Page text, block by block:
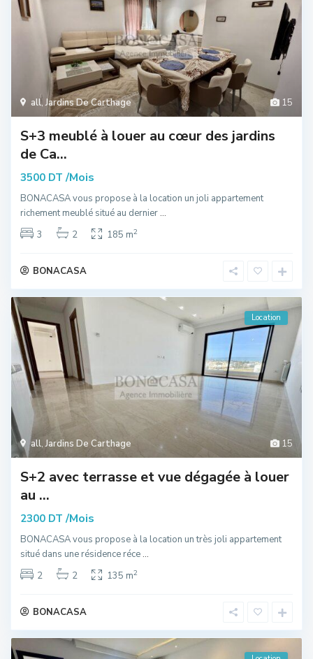
15
all,Jardins De Carthage
S+3 meublé à louer au cœur des jardins
de Ca...
3500 DT /Mois
BONACASA vous propose à la location un joli appartement
richement meublé situé au dernier...
3
2 185 m2
BONACASA
15
all,Jardins De Carthage
Location
S+2 avec terrasse et vue dégagée à louer
au ...
2300 DT /Mois
BONACASA vous propose à la location un très joli appartement
situé dans une résidence réce...
2
2 135 m2
BONACASA